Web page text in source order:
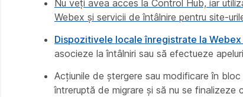
Nu veți avea acces la Control Hub, iar
Webex și servicii de întâlnire pentru site-
Dispozitivele locale înregistrate la
asocieze la întâlniri sau să efectueze
Acțiunile de ștergere sau modificare în
întreruptă de migrare și să nu se finalizeze